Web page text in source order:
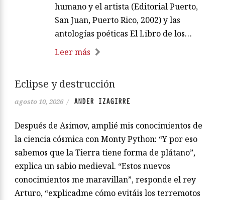
humano y el artista (Editorial Puerto,
San Juan, Puerto Rico, 2002) y las
antologías poéticas El Libro de los…
Leer más
Eclipse y destrucción
agosto 10, 2026 / ANDER IZAGIRRE
Después de Asimov, amplié mis conocimientos de
la ciencia cósmica con Monty Python: “Y por eso
sabemos que la Tierra tiene forma de plátano”,
explica un sabio medieval. “Estos nuevos
conocimientos me maravillan”, responde el rey
Arturo, “explicadme cómo evitáis los terremotos